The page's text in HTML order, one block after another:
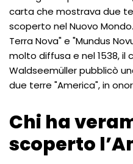
carta che mostrava due
scoperto nel Nuovo
Terra Nova" e "Mundus
molto diffusa e nel 1538,
Waldseemüller pubblicò
due terre "America", in
Chi ha
scoperto